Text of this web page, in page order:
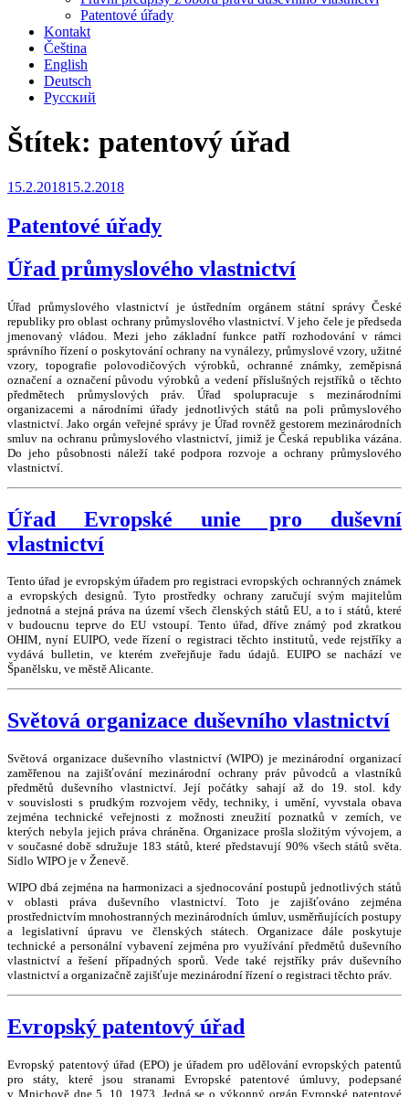
Patentové úřady
Kontakt
Čeština
English
Deutsch
Русский
Štítek: patentový úřad
Publikováno
15.2.201815.2.2018
Patentové úřady
Úřad průmyslového vlastnictví
Úřad průmyslového vlastnictví je ústředním orgánem státní správy České
republiky pro oblast ochrany průmyslového vlastnictví. V jeho čele je předseda
jmenovaný vládou. Mezi jeho základní funkce patří rozhodování v rámci
správního řízení o poskytování ochrany na vynálezy, průmyslové vzory, užitné
vzory, topografie polovodičových výrobků, ochranné známky, zeměpisná
označení a označení původu výrobků a vedení příslušných rejstříků o těchto
předmětech průmyslových práv. Úřad spolupracuje s mezinárodními
organizacemi a národními úřady jednotlivých států na poli průmyslového
vlastnictví. Jako orgán veřejné správy je Úřad rovněž gestorem mezinárodních
smluv na ochranu průmyslového vlastnictví, jimiž je Česká republika vázána.
Do jeho působnosti náleží také podpora rozvoje a ochrany průmyslového
vlastnictví.
Úřad Evropské unie pro duševní
vlastnictví
Tento úřad je evropským úřadem pro registraci evropských ochranných známek
a evropských designů. Tyto prostředky ochrany zaručují svým majitelům
jednotná a stejná práva na území všech členských států EU, a to i států, které
v budoucnu teprve do EU vstoupí. Tento úřad, dříve známý pod zkratkou
OHIM, nyní EUIPO, vede řízení o registraci těchto institutů, vede rejstříky a
vydává bulletin, ve kterém zveřejňuje řadu údajů. EUIPO se nachází ve
Španělsku, ve městě Alicante.
Světová organizace duševního vlastnictví
Světová organizace duševního vlastnictví (WIPO) je mezinárodní organizací
zaměřenou na zajišťování mezinárodní ochrany práv původců a vlastníků
předmětů duševního vlastnictví. Její počátky sahají až do 19. stol. kdy
v souvislosti s prudkým rozvojem vědy, techniky, i umění, vyvstala obava
zejména technické veřejnosti z možnosti zneužití poznatků v zemích, ve
kterých nebyla jejich práva chráněna. Organizace prošla složitým vývojem, a
v současné době sdružuje 183 států, které představují 90% všech států světa.
Sídlo WIPO je v Ženevě.
WIPO dbá zejména na harmonizaci a sjednocování postupů jednotlivých států
v oblasti práva duševního vlastnictví. Toto je zajišťováno zejména
prostřednictvím mnohostranných mezinárodních úmluv, usměrňujících postupy
a legislativní úpravu ve členských státech. Organizace dále poskytuje
technické a personální vybavení zejména pro využívání předmětů duševního
vlastnictví a řešení případných sporů. Vede také rejstříky práv duševního
vlastnictví a organizačně zajišťuje mezinárodní řízení o registraci těchto práv.
Evropský patentový úřad
Evropský patentový úřad (EPO) je úřadem pro udělování evropských patentů
pro státy, které jsou stranami Evropské patentové úmluvy, podepsané
v Mnichově dne 5. 10. 1973. Jedná se o výkonný orgán Evropské patentové